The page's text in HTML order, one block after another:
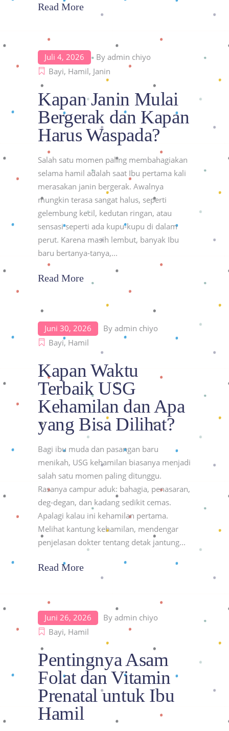
Read More
Juli 4, 2026 By admin chiyo
Bayi, Hamil, Janin
Kapan Janin Mulai
Bergerak dan Kapan
Harus Waspada?
Salah satu momen paling membahagiakan
selama hamil adalah saat Ibu pertama kali
merasakan janin bergerak. Awalnya
mungkin terasa sangat halus, seperti
gelembung kecil, kedutan ringan, atau
sensasi seperti ada kupu-kupu di dalam
perut. Karena masih lembut, banyak Ibu
baru bertanya-tanya,
Read More
Juni 30, 2026 By admin chiyo
Bayi, Hamil
Kapan Waktu
Terbaik USG
Kehamilan dan Apa
yang Bisa Dilihat?
Bagi ibu muda dan pasangan baru
menikah, USG kehamilan biasanya menjadi
salah satu momen paling ditunggu.
Rasanya campur aduk: bahagia, penasaran,
deg-degan, dan kadang sedikit cemas.
Apalagi kalau ini kehamilan pertama.
Melihat kantung kehamilan, mendengar
penjelasan dokter tentang detak jantung
Read More
Juni 26, 2026 By admin chiyo
Bayi, Hamil
Pentingnya Asam
Folat dan Vitamin
Prenatal untuk Ibu
Hamil